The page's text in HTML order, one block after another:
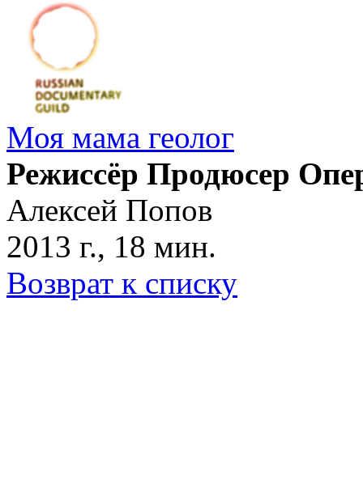
Моя мама геолог
Режиссёр Продюсер
Алексей Попов
2013 г., 18 мин.
Возврат к списку